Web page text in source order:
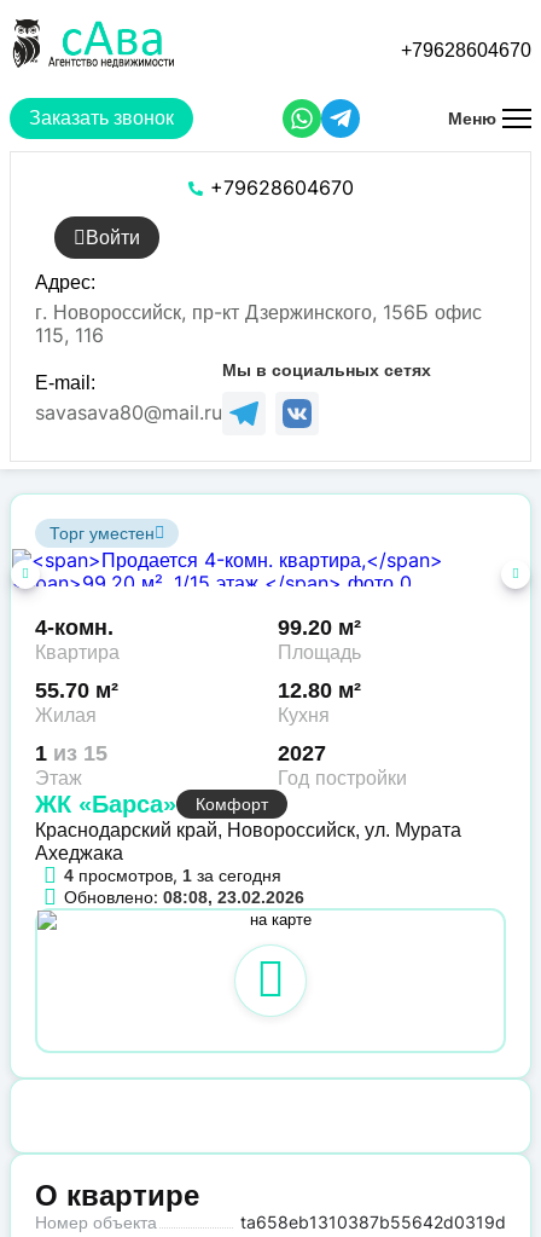
основному
Заказать звонок
+79628604670
Меню
+79628604670
Войти
Адрес:
г. Новороссийск, пр-кт Дзержинского, 156Б офис
115, 116
E-mail:
savasava80@mail.ru
Мы в социальных сетях
Торг уместен
4-комн.
Квартира
99.20 м²
Площадь
55.70 м²
Жилая
12.80 м²
Кухня
1 из 15
Этаж
2027
Год постройки
ЖК «Барса»
Комфорт
Краснодарский край, Новороссийск, ул. Мурата
Ахеджака
4 просмотров, 1 за сегодня
Обновлено: 08:08, 23.02.2026
О квартире
Номер объекта ta658eb1310387b55642d0319d